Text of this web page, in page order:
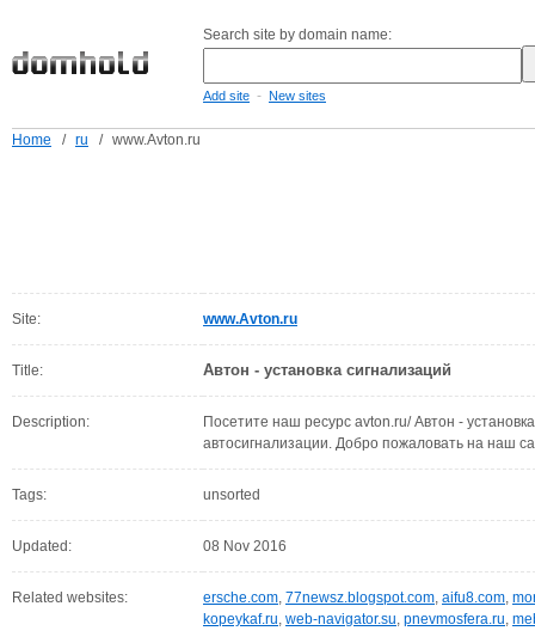
Search site by domain name:
Add site - New sites
Home / ru / www.Avton.ru
Site: www.Avton.ru
Title: Автон - установка сигнализаций
Description:
Посетите наш ресурс avton.ru/ Автон -
автосигнализации. Добро пожаловать на наш
Tags: unsorted
Updated: 08 Nov 2016
Related websites: ersche.com, 77newsz.blogspot.com, aifu8.com,
kopeykaf.ru, web-navigator.su, pnevmosfera.ru,